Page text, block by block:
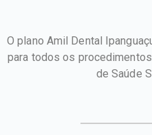
O plano Amil Dental
para todos os
de Saúde